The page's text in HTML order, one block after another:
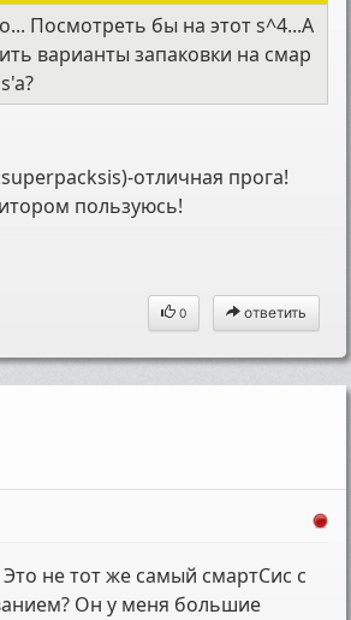
Посмотреть бы на этот s^4...А
варианты запаковки на смар
отличная прога!
пользуюсь!
0 ответить
не тот же самый смартСис с
Он у меня большие